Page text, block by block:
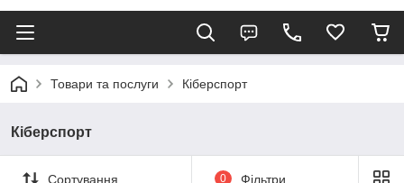
Товари та послуги Кіберспорт
Кіберспорт
Сортування 0 Фільтри